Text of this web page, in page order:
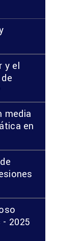
y el
media
en
2025